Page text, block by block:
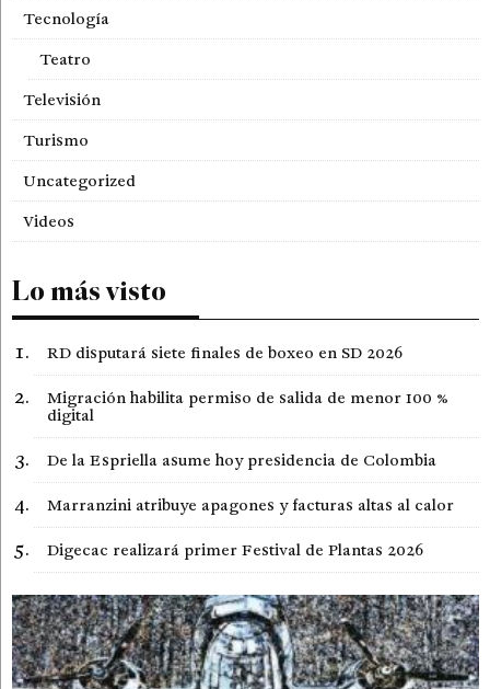
Tecnología
Teatro
Televisión
Turismo
Uncategorized
Videos
Lo más visto
RD disputará siete finales de boxeo en SD 2026
Migración habilita permiso de salida de menor 100 %
digital
De la Espriella asume hoy presidencia de Colombia
Marranzini atribuye apagones y facturas altas al calor
Digecac realizará primer Festival de Plantas 2026